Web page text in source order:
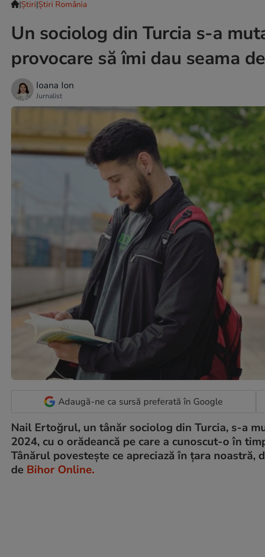
|Ştiri|Știri România
Un sociolog din Turcia s-a
provocare să îmi dau seama
Ioana Ion
Jurnalist
Adaugă-ne ca sursă preferată în Google
Nail Ertoğrul, un tânăr sociolog din Turcia, s-a
2024, cu o orădeancă pe care a cunoscut-o în
Tânărul povestește ce apreciază în țara
de Bihor Online.